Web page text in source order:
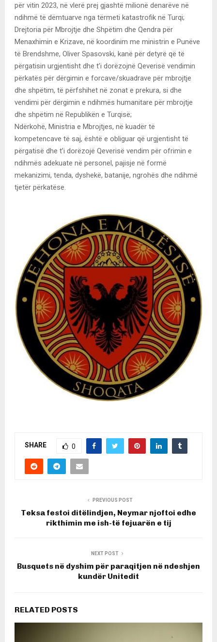
për vitin 2023, në vlerë prej gjashtë milionë denarëve në
ndihmë të dëmtuarve nga tërmeti katastrofik në Turqi;
Drejtoria për Mbrojtje dhe Shpëtim dhe Qendra për
Menaxhimin e Krizave, në koordinim me ministrin e Punëve
të Brendshme, Oliver Spasovski, kanë për detyrë që të
përgatisin urgjentisht dhe t’i dorëzojnë Qeverisë vendimin
përkatës për dërgimin e forcave/skuadrave për mbrojtje
dhe shpëtim, të përfshihet në zonat e prekura, si dhe
vendimi për dërgimin e ndihmës humanitare për mbrojtje
dhe shpëtim në Republikën e Turqisë;
Ndërkohë, Ministria e Mbrojtjes, në kuadër të
kompetencave të saj, është e obliguar që urgjentisht të
përgatisë dhe t’i dorëzojë Qeverisë vendim për ofrimin e
ndihmës adekuate në personel, pajisje në formë
mekanizimi, tenda, dyshekë, batanije, ngrohës dhe ndihmë
tjetër përkatëse.
SHARE 0
PREVIOUS POST
Teksa festoi ditëlindjen, Neymar njoftoi edhe
rikthimin me ish-të fejuarën e tij
NEXT POST
Busquets në dyshim për paraqitjen në ndeshjen
kundër Unitedit
RELATED POSTS